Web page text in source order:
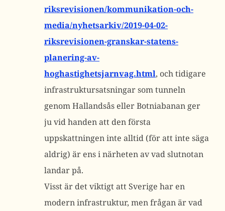
riksrevisionen/kommunikation-och-
media/nyhetsarkiv/2019-04-02-
riksrevisionen-granskar-statens-
planering-av-
hoghastighetsjarnvag.html, och tidigare
infrastruktursatsningar som tunneln
genom Hallandsås eller Botniabanan ger
ju vid handen att den första
uppskattningen inte alltid (för att inte säga
aldrig) är ens i närheten av vad slutnotan
landar på.
Visst är det viktigt att Sverige har en
modern infrastruktur, men frågan är vad